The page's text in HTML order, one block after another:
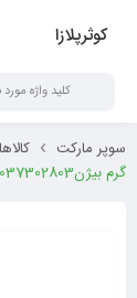
کوثرپلازا
سوپر مارکت
گرم بیژن6260037302803